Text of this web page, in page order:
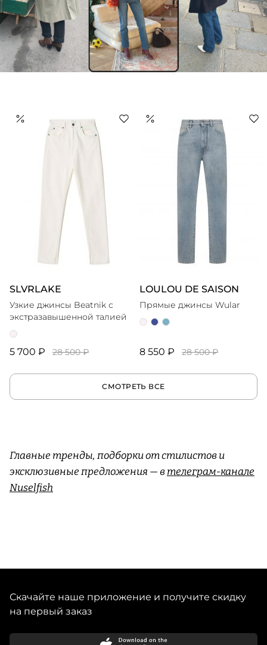
SLVRLAKE
Узкие джинсы Beatnik с
экстразавышенной талией
5 700 ₽ 28 500 ₽
LOULOU DE SAISON
Прямые джинсы Wular
8 550 ₽ 28 500 ₽
СМОТРЕТЬ ВСЕ
Главные тренды, подборки от стилистов и
эксклюзивные предложения — втелеграм-канале
Nuselfish
Скачайте наше приложение и получите скидку
на первый заказ